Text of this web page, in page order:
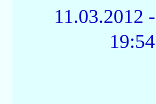
11.03.2012 -
19:54